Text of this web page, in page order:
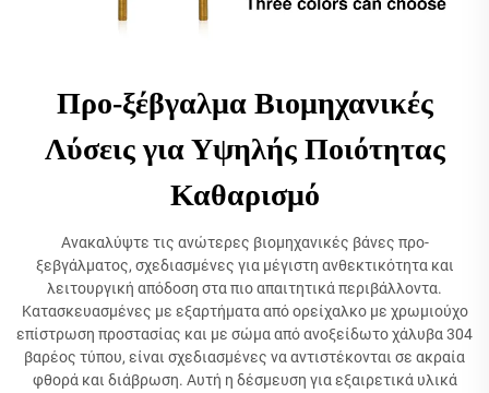
Προ-ξέβγαλμα Βιομηχανικές
Λύσεις για Υψηλής Ποιότητας
Καθαρισμό
Ανακαλύψτε τις ανώτερες βιομηχανικές βάνες προ-
ξεβγάλματος, σχεδιασμένες για μέγιστη ανθεκτικότητα και
λειτουργική απόδοση στα πιο απαιτητικά περιβάλλοντα.
Κατασκευασμένες με εξαρτήματα από ορείχαλκο με χρωμιούχο
επίστρωση προστασίας και με σώμα από ανοξείδωτο χάλυβα 304
βαρέος τύπου, είναι σχεδιασμένες να αντιστέκονται σε ακραία
φθορά και διάβρωση. Αυτή η δέσμευση για εξαιρετικά υλικά